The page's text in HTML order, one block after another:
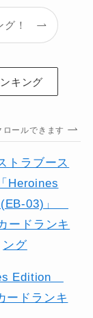
！
キング
ロールできます
Edition
ードランキ